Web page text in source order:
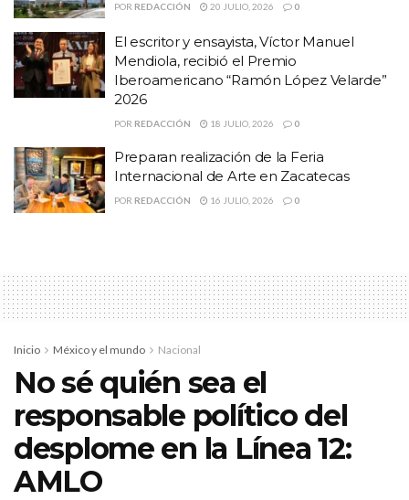
el tamaño de sus poblaciones.
Al momento, la serpiente fue reubicada en un lugar seguro,
informó la Policía Ambiental.
ayuntamiento de zacatecas
culebra sorda mexicana
especies en peligro de extinción
Lo Mas Destacado
Policía Ambiental
serpiente culebra sorda mexicana
POR REDACCIÓN 20 JULIO, 2026 0
El escritor y ensayista, Víctor Manuel
Mendiola, recibió el Premio
Iberoamericano “Ramón López Velarde”
2026
POR REDACCIÓN 18 JULIO, 2026 0
Preparan realización de la Feria
Internacional de Arte en Zacatecas
POR REDACCIÓN 16 JULIO, 2026 0
Inicio México y el mundo Nacional
No sé quién sea el
responsable político del
desplome en la Línea 12:
AMLO